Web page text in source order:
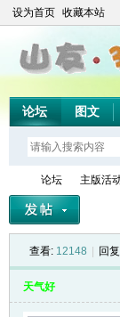
设为首页 收藏本站
论坛 图文
论坛
›
主版活
查看: 12148 回
天气好